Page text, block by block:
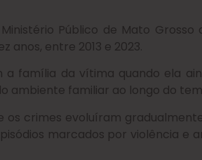
Público de Mato Grosso
anos, entre 2013 e 2023.
família da vítima quando ela
ambiente familiar ao longo do
os crimes evoluíram
marcados por violência e